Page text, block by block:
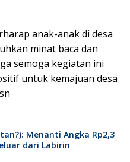
anak-anak di desa
minat baca dan
semoga kegiatan ini
untuk kemajuan desa
Menanti Angka Rp2,3
dari Labirin